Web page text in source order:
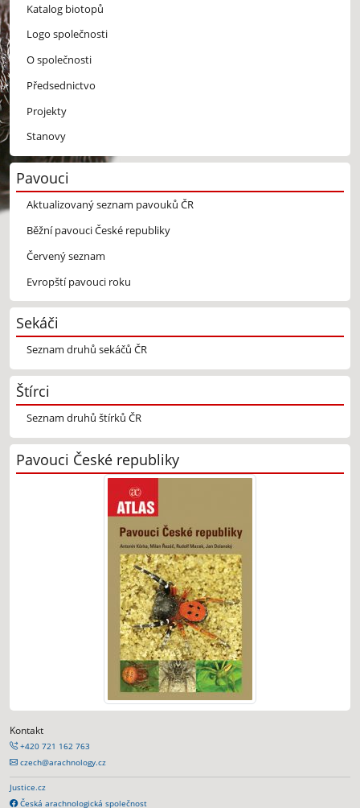
Katalog biotopů
Logo společnosti
O společnosti
Předsednictvo
Projekty
Stanovy
Pavouci
Aktualizovaný seznam pavouků ČR
Běžní pavouci České republiky
Červený seznam
Evropští pavouci roku
Sekáči
Seznam druhů sekáčů ČR
Štírci
Seznam druhů štírků ČR
Pavouci České republiky
Kontakt
+420 721 162 763
czech@arachnology.cz
Justice.cz
Česká arachnologická společnost